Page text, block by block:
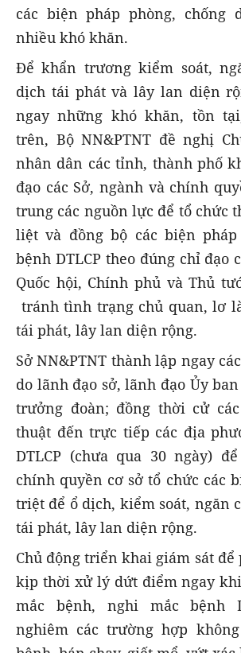
các biện pháp phòng, chống
nhiều khó khăn.
Để khẩn trương kiểm soát,
dịch tái phát và lây lan diện
ngay những khó khăn, tồn
trên, Bộ NN&PTNT đề nghị
nhân dân các tỉnh, thành phố
đạo các Sở, ngành và chính
trung các nguồn lực để tổ chức
liệt và đồng bộ các biện pháp
bệnh DTLCP theo đúng chỉ đạo
Quốc hội, Chính phủ và Thủ
tránh tình trạng chủ quan, lơ
tái phát, lây lan diện rộng.
Sở NN&PTNT thành lập ngay
do lãnh đạo sở, lãnh đạo Ủy
trưởng đoàn; đồng thời cử
thuật đến trực tiếp các địa
DTLCP (chưa qua 30 ngày)
chính quyền cơ sở tổ chức các
triệt để ổ dịch, kiểm soát, ngăn
tái phát, lây lan diện rộng.
Chủ động triển khai giám sát để
kịp thời xử lý dứt điểm ngay
mắc bệnh, nghi mắc bệnh
nghiêm các trường hợp